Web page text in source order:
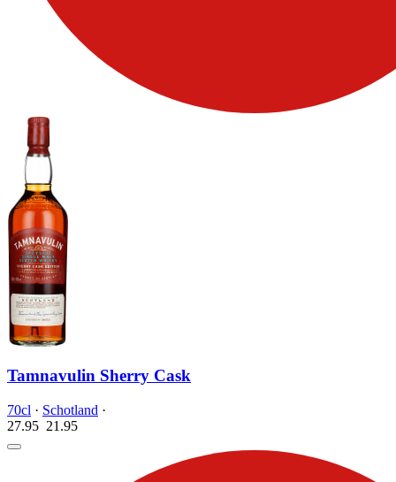
Tamnavulin Sherry Cask
70cl · Schotland ·
27.95 21.95